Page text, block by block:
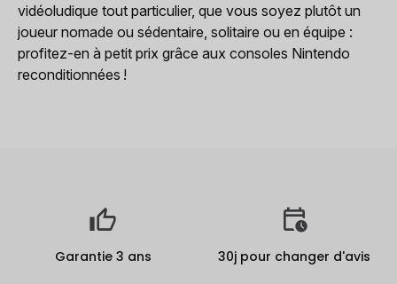
vidéoludique tout particulier, que vous soyez plutôt un
joueur nomade ou sédentaire, solitaire ou en équipe :
profitez-en à petit prix grâce aux consoles Nintendo
reconditionnées !
Garantie 3 ans 30j pour changer d'avis